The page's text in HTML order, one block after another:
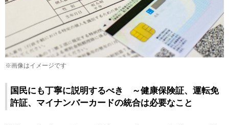
※画像はイメージです
国民にも丁寧に説明するべき ～健康保険証、運転免
許証、マイナンバーカードの統合は必要なこと